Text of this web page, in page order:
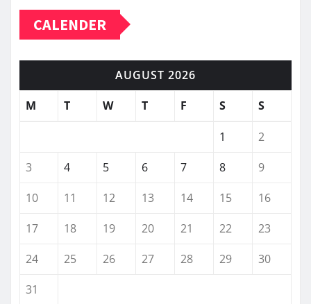
CALENDER
AUGUST 2026
M
T W T F S S
1
2
3
4 5 6 7 8
9
10
11 12 13 14 15
16
17
18 19 20 21 22
23
24
25 26 27 28 29
30
31